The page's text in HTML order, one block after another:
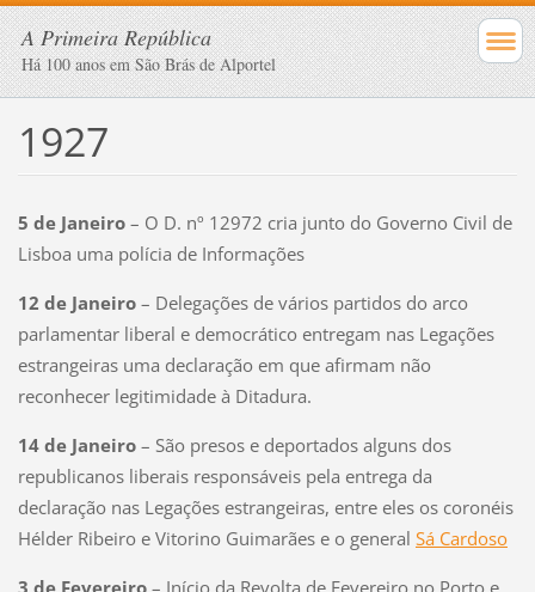
A Primeira República
Há 100 anos em São Brás de Alportel
1927
5 de Janeiro – O D. nº 12972 cria junto do Governo Civil de
Lisboa uma polícia de Informações
12 de Janeiro – Delegações de vários partidos do arco
parlamentar liberal e democrático entregam nas Legações
estrangeiras uma declaração em que afirmam não
reconhecer legitimidade à Ditadura.
14 de Janeiro – São presos e deportados alguns dos
republicanos liberais responsáveis pela entrega da
declaração nas Legações estrangeiras, entre eles os coronéis
Hélder Ribeiro e Vitorino Guimarães e o general Sá Cardoso
3 de Fevereiro – Início da Revolta de Fevereiro no Porto e